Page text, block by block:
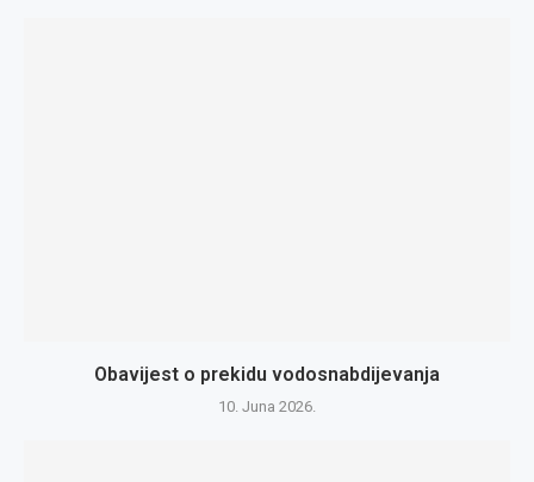
Obavijest o prekidu vodosnabdijevanja
10. Juna 2026.